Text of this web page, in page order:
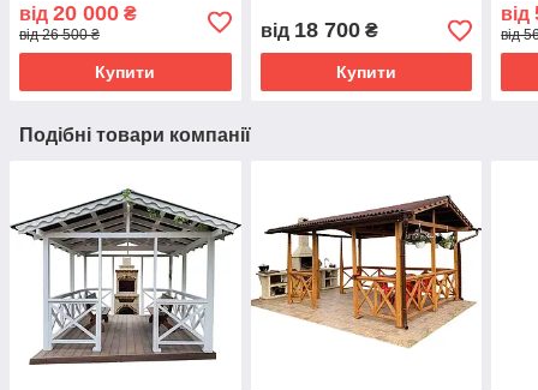
від 20 000 ₴
від 26 500 ₴
Купити
від 18 700₴
Купити
від
від
Подібні товари компанії